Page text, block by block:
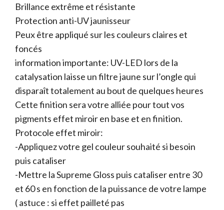
Brillance extrême et résistante
Protection anti-UV jaunisseur
Peux être appliqué sur les couleurs claires et
foncés
information importante: UV-LED lors de la
catalysation laisse un filtre jaune sur l’ongle qui
disparaît totalement au bout de quelques heures
Cette finition sera votre alliée pour tout vos
pigments effet miroir en base et en finition.
Protocole effet miroir:
-Appliquez votre gel couleur souhaité si besoin
puis cataliser
-Mettre la Supreme Gloss puis cataliser entre 30
et 60 s en fonction de la puissance de votre lampe
( astuce : si effet pailleté pas